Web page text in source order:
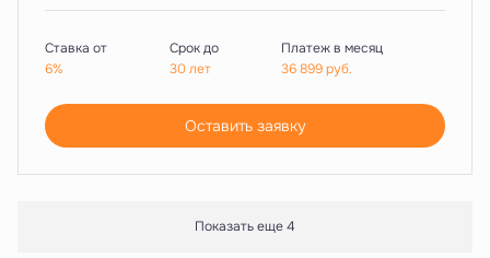
Ставка от
6%
Срок до
30 лет
Платеж в месяц
36 899руб.
Оставить заявку
Показать еще 4